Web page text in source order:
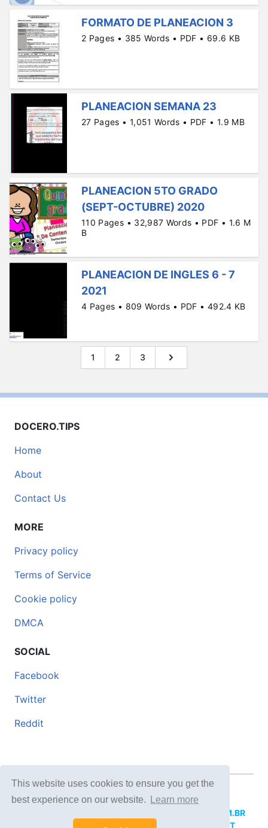
This website uses cookies to ensure you get the
best experience on our website.
Learn more
FORMATO DE PLANEACION 3
2 Pages • 385 Words • PDF • 69.6 KB
PLANEACION SEMANA 23
27 Pages • 1,051 Words • PDF • 1.9 MB
PLANEACION 5TO GRADO
(SEPT-OCTUBRE) 2020
110 Pages • 32,987 Words • PDF • 1.6 M
B
PLANEACION DE INGLES 6 - 7
2021
4 Pages • 809 Words • PDF • 492.4 KB
1 2 3
DOCERO.TIPS
Home
About
Contact Us
MORE
Privacy policy
Terms of Service
Cookie policy
DMCA
SOCIAL
Facebook
Twitter
Reddit
© 2026 DOCERO.TIPS
DOCERI.COM.BR
DOCERO.PL DOCERO.NET